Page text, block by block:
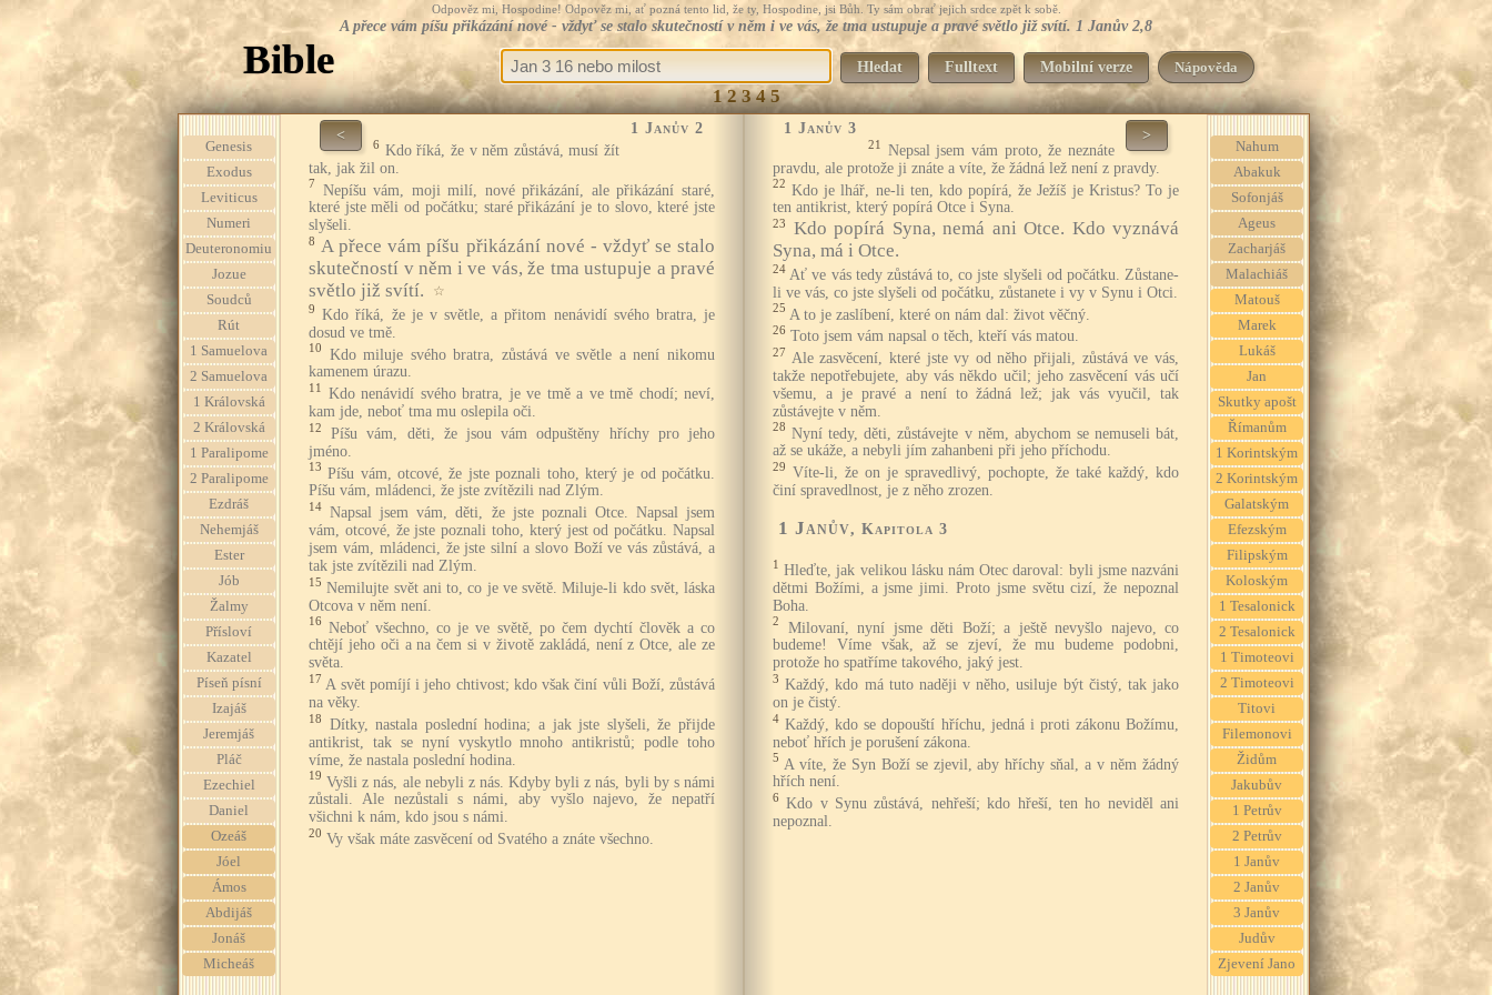
Odpověz mi, Hospodine! Odpověz mi, ať pozná tento lid, že ty, Hospodine, jsi Bůh. Ty sám obrať jejich srdce zpět k sobě.
A přece vám píšu přikázání nové - vždyť se stalo skutečností v něm i ve vás, že tma ustupuje a pravé světlo již svítí. 1 Janův 2,8
Bible Hledat Fulltext Mobilní verze Nápověda
1 2 3 4 5
Genesis
Exodus
Leviticus
Numeri
Deuteronomiu
Jozue
Soudců
Rút
1 Samuelova
2 Samuelova
1 Královská
2 Královská
1 Paralipome
2 Paralipome
Ezdráš
Nehemjáš
Ester
Jób
Žalmy
Přísloví
Kazatel
Píseň písní
Izajáš
Jeremjáš
Pláč
Ezechiel
Daniel
Ozeáš
Jóel
Ámos
Abdijáš
Jonáš
Micheáš
< 1 Janův 2
6 Kdo říká, že v něm zůstává, musí žít
tak, jak žil on.
7
Nepíšu vám, moji milí, nové přikázání, ale přikázání staré,
které jste měli od počátku; staré přikázání je to slovo, které jste
slyšeli.
8 A přece vám píšu přikázání nové - vždyť se stalo
skutečností v něm i ve vás, že tma ustupuje a pravé
světlo již svítí.
☆
9 Kdo říká, že je v světle, a přitom nenávidí svého bratra, je
dosud ve tmě.
10
Kdo miluje svého bratra, zůstává ve světle a není nikomu
kamenem úrazu.
11
Kdo nenávidí svého bratra, je ve tmě a ve tmě chodí; neví,
kam jde, neboť tma mu oslepila oči.
12
Píšu vám, děti, že jsou vám odpuštěny hříchy pro jeho
jméno.
13 Píšu vám, otcové, že jste poznali toho, který je od počátku.
Píšu vám, mládenci, že jste zvítězili nad Zlým.
14 Napsal jsem vám, děti, že jste poznali Otce. Napsal jsem
vám, otcové, že jste poznali toho, který jest od počátku. Napsal
jsem vám, mládenci, že jste silní a slovo Boží ve vás zůstává, a
tak jste zvítězili nad Zlým.
15 Nemilujte svět ani to, co je ve světě. Miluje-li kdo svět, láska
Otcova v něm není.
16 Neboť všechno, co je ve světě, po čem dychtí člověk a co
chtějí jeho oči a na čem si v životě zakládá, není z Otce, ale ze
světa.
17 A svět pomíjí i jeho chtivost; kdo však činí vůli Boží, zůstává
na věky.
18
Dítky, nastala poslední hodina; a jak jste slyšeli, že přijde
antikrist, tak se nyní vyskytlo mnoho antikristů; podle toho
víme, že nastala poslední hodina.
19 Vyšli z nás, ale nebyli z nás. Kdyby byli z nás, byli by s námi
zůstali. Ale nezůstali s námi, aby vyšlo najevo, že nepatří
všichni k nám, kdo jsou s námi.
20 Vy však máte zasvěcení od Svatého a znáte všechno.
1 Janův 3 >
21
Nepsal jsem vám proto, že neznáte
pravdu, ale protože ji znáte a víte, že žádná lež není z pravdy.
22 Kdo je lhář, ne-li ten, kdo popírá, že Ježíš je Kristus? To je
ten antikrist, který popírá Otce i Syna.
23
Kdo popírá Syna, nemá ani Otce. Kdo vyznává
Syna, má i Otce.
24 Ať ve vás tedy zůstává to, co jste slyšeli od počátku. Zůstane-
li ve vás, co jste slyšeli od počátku, zůstanete i vy v Synu i Otci.
25 A to je zaslíbení, které on nám dal: život věčný.
26 Toto jsem vám napsal o těch, kteří vás matou.
27 Ale zasvěcení, které jste vy od něho přijali, zůstává ve vás,
takže nepotřebujete, aby vás někdo učil; jeho zasvěcení vás učí
všemu, a je pravé a není to žádná lež; jak vás vyučil, tak
zůstávejte v něm.
28 Nyní tedy, děti, zůstávejte v něm, abychom se nemuseli bát,
až se ukáže, a nebyli jím zahanbeni při jeho příchodu.
29 Víte-li, že on je spravedlivý, pochopte, že také každý, kdo
činí spravedlnost, je z něho zrozen.
1 Janův, Kapitola 3
1 Hleďte, jak velikou lásku nám Otec daroval: byli jsme nazváni
dětmi Božími, a jsme jimi. Proto jsme světu cizí, že nepoznal
Boha.
2
Milovaní, nyní jsme děti Boží; a ještě nevyšlo najevo, co
budeme! Víme však, až se zjeví, že mu budeme podobni,
protože ho spatříme takového, jaký jest.
3 Každý, kdo má tuto naději v něho, usiluje být čistý, tak jako
on je čistý.
4 Každý, kdo se dopouští hříchu, jedná i proti zákonu Božímu,
neboť hřích je porušení zákona.
5 A víte, že Syn Boží se zjevil, aby hříchy sňal, a v něm žádný
hřích není.
6
Kdo v Synu zůstává, nehřeší; kdo hřeší, ten ho neviděl ani
nepoznal.
Nahum
Abakuk
Sofonjáš
Ageus
Zacharjáš
Malachiáš
Matouš
Marek
Lukáš
Jan
Skutky apošt
Římanům
1 Korintským
2 Korintským
Galatským
Efezským
Filipským
Koloským
1 Tesalonick
2 Tesalonick
1 Timoteovi
2 Timoteovi
Titovi
Filemonovi
Židům
Jakubův
1 Petrův
2 Petrův
1 Janův
2 Janův
3 Janův
Judův
Zjevení Jano